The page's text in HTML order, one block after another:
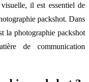
il est essentiel de
packshot. Dans
la photographie packshot
de communication